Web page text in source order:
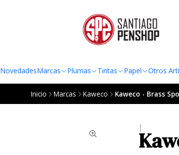
NovedadesMarcas Plumas Tintas Papel Otros
Inicio Marcas Kaweco Kaweco - Brass
|